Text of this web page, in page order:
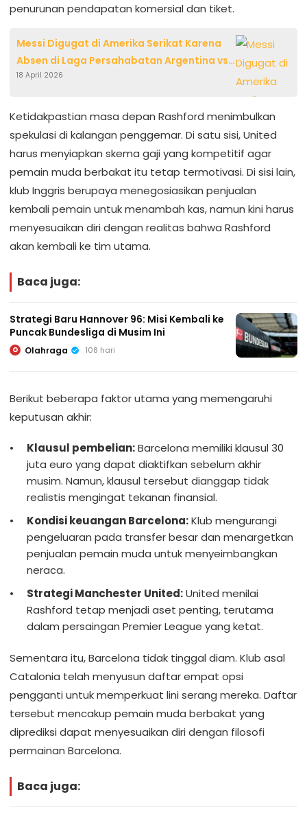
penurunan pendapatan komersial dan tiket.
Messi Digugat di Amerika Serikat Karena
Absen di Laga Persahabatan Argentina vs
Venezuela: Tuduhan Kontrak,
Dolar
18 April 2026
Ketidakpastian masa depan Rashford menimbulkan
spekulasi di kalangan penggemar. Di satu sisi, United
harus menyiapkan skema gaji yang kompetitif agar
pemain muda berbakat itu tetap termotivasi. Di sisi lain,
klub Inggris berupaya menegosiasikan penjualan
kembali pemain untuk menambah kas, namun kini harus
menyesuaikan diri dengan realitas bahwa Rashford
akan kembali ke tim utama.
Baca juga:
Strategi Baru Hannover 96: Misi Kembali ke
Puncak Bundesliga di Musim Ini
O Olahraga 108 hari
Berikut beberapa faktor utama yang memengaruhi
keputusan akhir:
Klausul pembelian:Barcelona memiliki klausul 30
juta euro yang dapat diaktifkan sebelum akhir
musim. Namun, klausul tersebut dianggap tidak
realistis mengingat tekanan finansial.
Kondisi keuangan Barcelona:Klub mengurangi
pengeluaran pada transfer besar dan menargetkan
penjualan pemain muda untuk menyeimbangkan
neraca.
Strategi Manchester United:United menilai
Rashford tetap menjadi aset penting, terutama
dalam persaingan Premier League yang ketat.
Sementara itu, Barcelona tidak tinggal diam. Klub asal
Catalonia telah menyusun daftar empat opsi
pengganti untuk memperkuat lini serang mereka. Daftar
tersebut mencakup pemain muda berbakat yang
diprediksi dapat menyesuaikan diri dengan filosofi
permainan Barcelona.
Baca juga: